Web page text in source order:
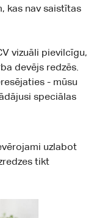
kas nav saistītas
vizuāli pievilcīgu,
devējs redzēs.
- mūsu
speciālas
uzlabot
tikt